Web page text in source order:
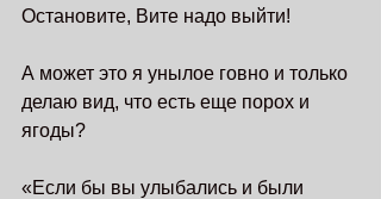
Остановите, Вите надо выйти!
А может это я унылое говно и только
делаю вид, что есть еще порох и
ягоды?
«Если бы вы улыбались и были